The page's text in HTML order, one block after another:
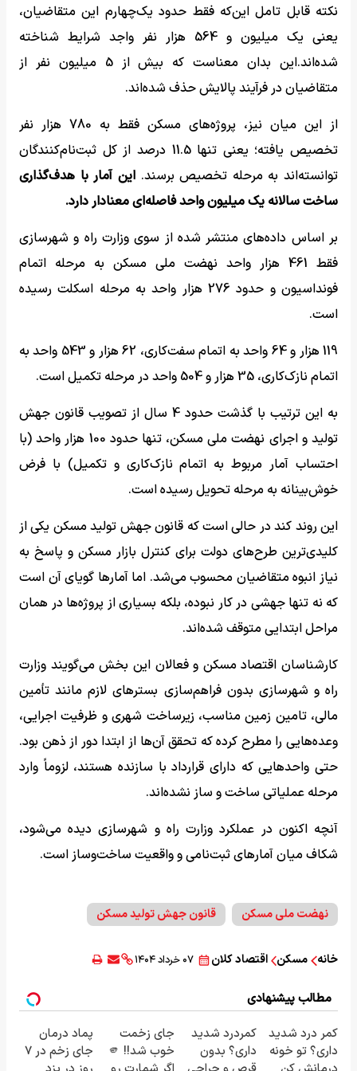
نکته قابل تامل این‌که فقط حدود یک‌چهارم این متقاضیان،
یعنی یک میلیون و 564 هزار نفر واجد شرایط شناخته
شده‌اند.این بدان معناست که بیش از 5 میلیون نفر از
متقاضیان در فرآیند پالایش حذف شده‌اند.
از این میان نیز، پروژه‌های مسکن فقط به 780 هزار نفر
تخصیص یافته؛ یعنی تنها 11.5 درصد از کل ثبت‌نام‌کنندگان
توانسته‌اند به مرحله تخصیص برسند.این آمار با هدف‌گذاری
ساخت سالانه یک میلیون واحد فاصله‌ای معنادار دارد.
بر اساس داده‌های منتشر شده از سوی وزارت راه و شهرسازی
فقط 461 هزار واحد نهضت ملی مسکن به مرحله اتمام
فونداسیون و حدود 276 هزار واحد به مرحله اسکلت رسیده
است.
119 هزار و 64 واحد به اتمام سفت‌کاری، 62 هزار و 543 واحد به
اتمام نازک‌کاری، 35 هزار و 504 واحد در مرحله تکمیل است.
به این ترتیب با گذشت حدود 4 سال از تصویب قانون جهش
تولید و اجرای نهضت ملی مسکن، تنها حدود 100 هزار واحد (با
احتساب آمار مربوط به اتمام نازک‌کاری و تکمیل) با فرض
خوش‌بینانه به مرحله تحویل رسیده است.
این روند کند در حالی است که قانون جهش تولید مسکن یکی از
کلیدی‌ترین طرح‌های دولت برای کنترل بازار مسکن و پاسخ به
نیاز انبوه متقاضیان محسوب می‌شد. اما آمارها گویای آن است
که نه تنها جهشی در کار نبوده، بلکه بسیاری از پروژه‌ها در همان
مراحل ابتدایی متوقف شده‌اند.
کارشناسان اقتصاد مسکن و فعالان این بخش می‌گویند وزارت
راه و شهرسازی بدون فراهم‌سازی بسترهای لازم مانند تأمین
مالی، تامین زمین مناسب، زیرساخت شهری و ظرفیت اجرایی،
وعده‌هایی را مطرح کرده که تحقق آن‌ها از ابتدا دور از ذهن بود.
حتی واحدهایی که دارای قرارداد با سازنده هستند، لزوماً وارد
مرحله عملیاتی ساخت و ساز نشده‌اند.
آنچه اکنون در عملکرد وزارت راه و شهرسازی دیده می‌شود،
شکاف میان آمارهای ثبت‌نامی و واقعیت ساخت‌وساز است.
نهضت ملی مسکن قانون جهش تولید مسکن
خانه مسکن اقتصاد کلان ۰۷ خرداد ۱۴۰۴
مطالب پیشنهادی
کمر درد شدید
داری؟ تو خونه
کمردرد شدید
داری؟ بدون
جای زخمت
خوب شد!! 🫵
پماد درمان
جای زخم در ۷